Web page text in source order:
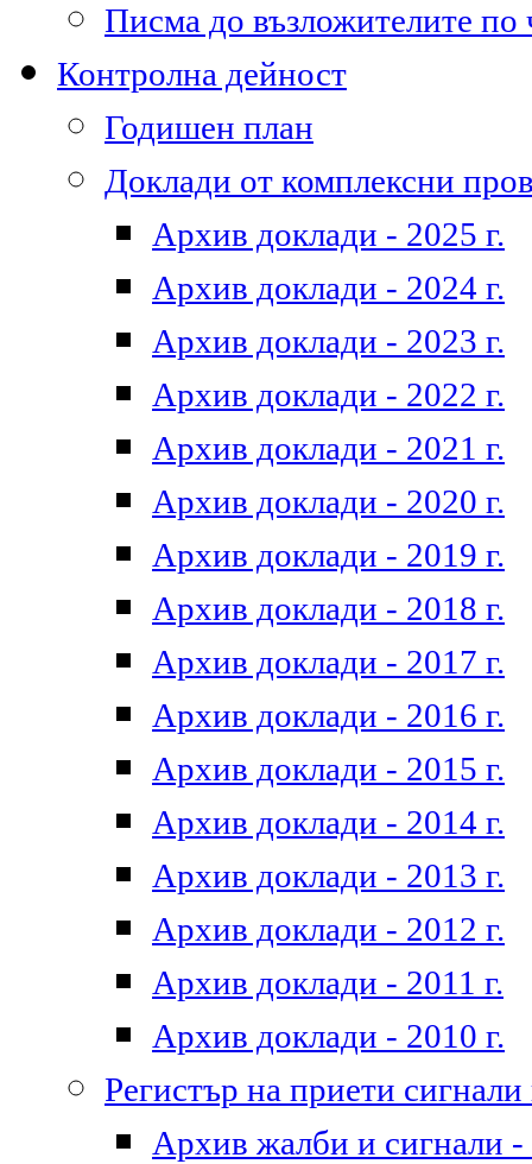
Писма до възложителите по
Контролна дейност
Годишен план
Доклади от комплексни
Архив доклади - 2025 г.
Архив доклади - 2024 г.
Архив доклади - 2023 г.
Архив доклади - 2022 г.
Архив доклади - 2021 г.
Архив доклади - 2020 г.
Архив доклади - 2019 г.
Архив доклади - 2018 г.
Архив доклади - 2017 г.
Архив доклади - 2016 г.
Архив доклади - 2015 г.
Архив доклади - 2014 г.
Архив доклади - 2013 г.
Архив доклади - 2012 г.
Архив доклади - 2011 г.
Архив доклади - 2010 г.
Регистър на приети
Архив жалби и сигнали -